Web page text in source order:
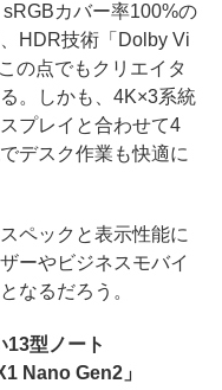
カバー率100%の
HDR技術「Dolby Vi
の点でもクリエイタ
。しかも、4K×3系統
プレイと合わせて4
デスク作業も快適に
ペックと表示性能に
ーやビジネスモバイ
なるだろう。
13型ノート
Nano Gen2」